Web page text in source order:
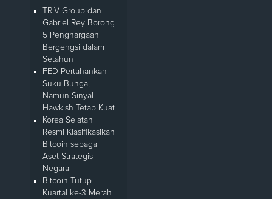
TRIV Group dan
Gabriel Rey Borong
5 Penghargaan
Bergengsi dalam
Setahun
FED Pertahankan
Suku Bunga,
Namun Sinyal
Hawkish Tetap Kuat
Korea Selatan
Resmi Klasifikasikan
Bitcoin sebagai
Aset Strategis
Negara
Bitcoin Tutup
Kuartal ke-3 Merah